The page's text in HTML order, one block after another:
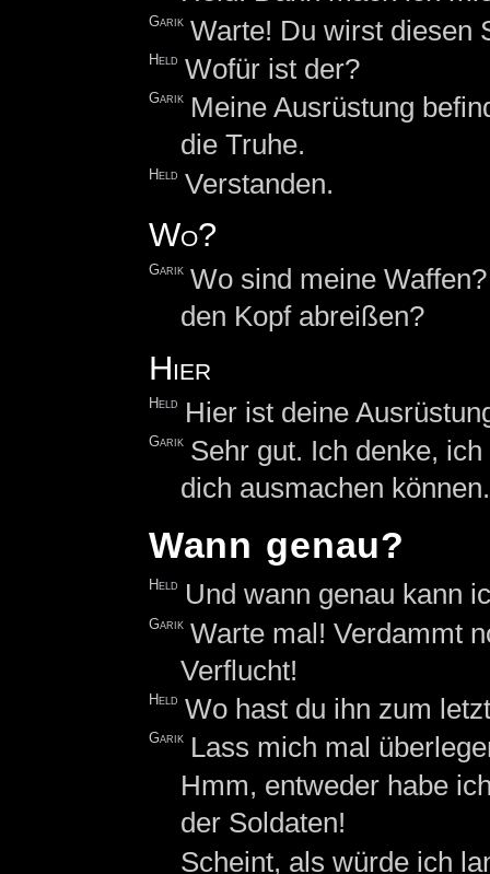
Garik Warte! Du wirst diesen
Held Wofür ist der?
Garik Meine Ausrüstung
die Truhe.
Held Verstanden.
Wo?
Garik Wo sind meine
den Kopf abreißen?
Hier
Held Hier ist deine
Garik Sehr gut. Ich denke,
dich ausmachen können.
Wann genau?
Held Und wann genau kann
Garik Warte mal! Verdammt
Verflucht!
Held Wo hast du ihn zum
Garik Lass mich mal
Hmm, entweder habe
der Soldaten!
Scheint, als würde ich